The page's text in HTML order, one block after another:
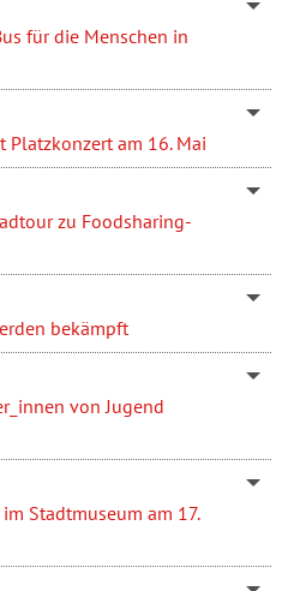
für die Menschen in
am 16. Mai
zu Foodsharing-
bekämpft
von Jugend
Stadtmuseum am 17.